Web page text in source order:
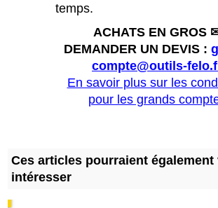
temps.
ACHATS EN GROS
DEMANDER UN DEVIS :
compte@outils-
En savoir plus sur les
pour les grands
Ces articles pourraient également
intéresser